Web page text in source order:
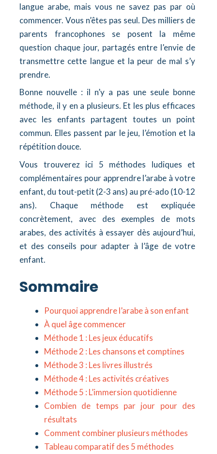
langue arabe, mais vous ne savez pas par où
commencer. Vous n’êtes pas seul. Des milliers de
parents francophones se posent la même
question chaque jour, partagés entre l’envie de
transmettre cette langue et la peur de mal s’y
prendre.
Bonne nouvelle : il n’y a pas une seule bonne
méthode, il y en a plusieurs. Et les plus efficaces
avec les enfants partagent toutes un point
commun. Elles passent par le jeu, l’émotion et la
répétition douce.
Vous trouverez ici 5 méthodes ludiques et
complémentaires pour apprendre l’arabe à votre
enfant, du tout-petit (2-3 ans) au pré-ado (10-12
ans). Chaque méthode est expliquée
concrètement, avec des exemples de mots
arabes, des activités à essayer dès aujourd’hui,
et des conseils pour adapter à l’âge de votre
enfant.
Sommaire
Pourquoi apprendre l’arabe à son enfant
À quel âge commencer
Méthode 1 : Les jeux éducatifs
Méthode 2 : Les chansons et comptines
Méthode 3 : Les livres illustrés
Méthode 4 : Les activités créatives
Méthode 5 : L’immersion quotidienne
Combien de temps par jour pour des
résultats
Comment combiner plusieurs méthodes
Tableau comparatif des 5 méthodes